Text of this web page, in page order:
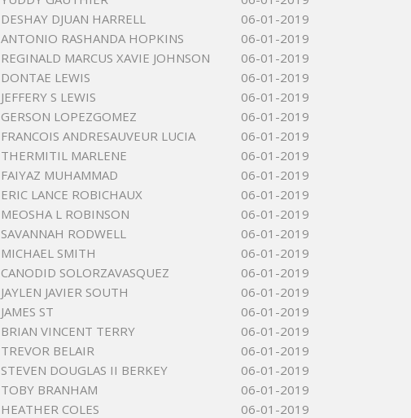
DESHAY DJUAN HARRELL
06-01-2019
ANTONIO RASHANDA HOPKINS
06-01-2019
REGINALD MARCUS XAVIE JOHNSON
06-01-2019
DONTAE LEWIS
06-01-2019
JEFFERY S LEWIS
06-01-2019
GERSON LOPEZGOMEZ
06-01-2019
FRANCOIS ANDRESAUVEUR LUCIA
06-01-2019
THERMITIL MARLENE
06-01-2019
FAIYAZ MUHAMMAD
06-01-2019
ERIC LANCE ROBICHAUX
06-01-2019
MEOSHA L ROBINSON
06-01-2019
SAVANNAH RODWELL
06-01-2019
MICHAEL SMITH
06-01-2019
CANODID SOLORZAVASQUEZ
06-01-2019
JAYLEN JAVIER SOUTH
06-01-2019
JAMES ST
06-01-2019
BRIAN VINCENT TERRY
06-01-2019
TREVOR BELAIR
06-01-2019
STEVEN DOUGLAS II BERKEY
06-01-2019
TOBY BRANHAM
06-01-2019
HEATHER COLES
06-01-2019